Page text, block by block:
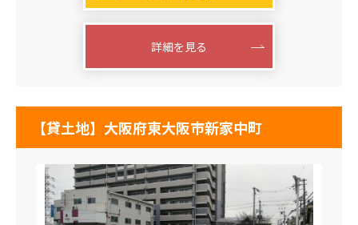
詳細を見る
【貸土地】大阪府東大阪市新家中町